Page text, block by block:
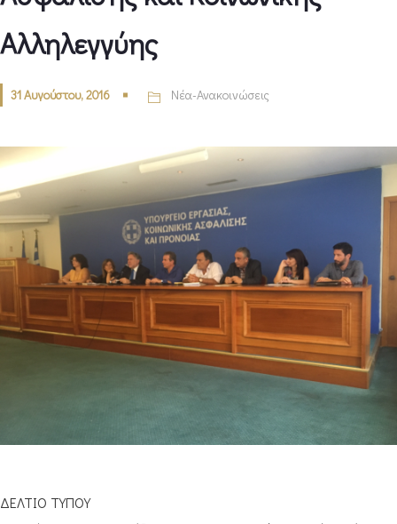
Αλληλεγγύης
31 Αυγούστου, 2016 Νέα-Ανακοινώσεις
ΔΕΛΤΙΟ ΤΥΠΟΥ